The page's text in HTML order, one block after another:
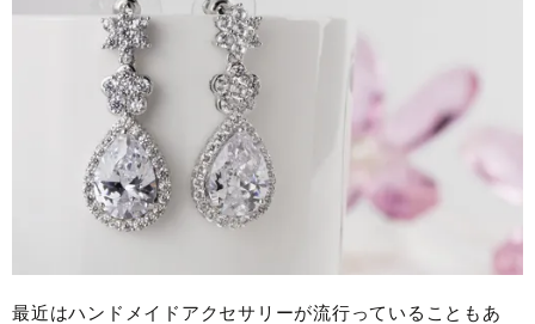
最近はハンドメイドアクセサリーが流行っていることもあ